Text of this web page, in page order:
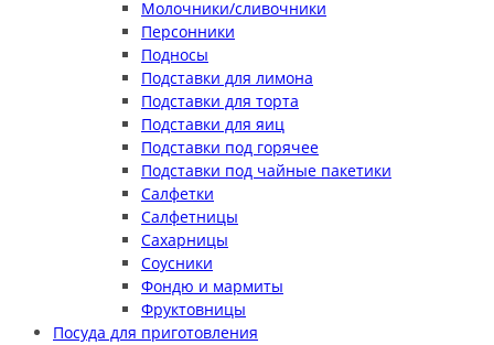
Молочники/сливочники
Персонники
Подносы
Подставки для лимона
Подставки для торта
Подставки для яиц
Подставки под горячее
Подставки под чайные пакетики
Салфетки
Салфетницы
Сахарницы
Соусники
Фондю и мармиты
Фруктовницы
Посуда для приготовления